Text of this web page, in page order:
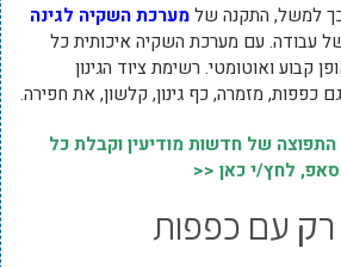
כך למשל, התקנה שלמערכת השקיה לגינה
עבודה. עם מערכת השקיה איכותית כל
קבוע ואוטומטי. רשימת ציוד הגינון
כפפות, מזמרה, כף גינון, קלשון, את חפירה.
של חדשות מודיעין וקבלת כל
לחץ/י כאן <<
רק עם כפפות